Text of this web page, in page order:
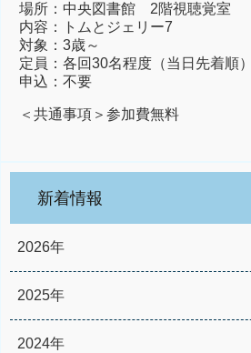
場所：中央図書館 2階視聴覚室
内容：トムとジェリー7
対象：3歳～
定員：各回30名程度（当日先着順）
申込：不要
＜共通事項＞参加費無料
新着情報
2026年
2025年
2024年